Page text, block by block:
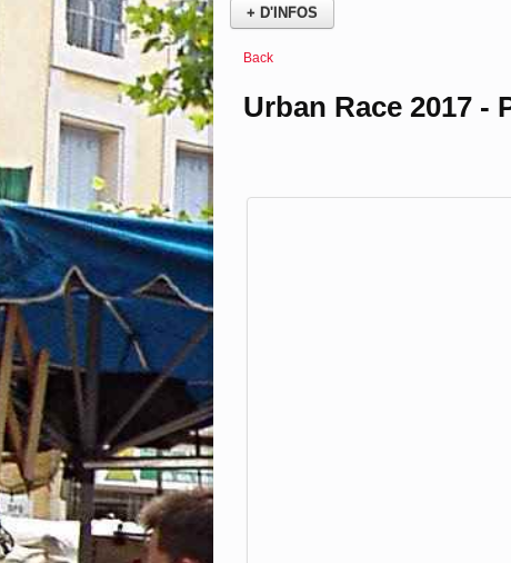
+ D'INFOS
Back
Urban Race 2017 -